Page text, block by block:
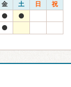
金 土 日 祝